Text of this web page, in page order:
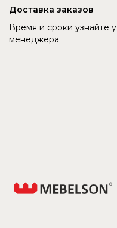
Доставка заказов
Время и сроки узнайте у
менеджера